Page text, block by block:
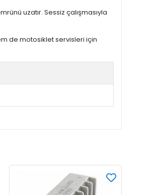
uzatır. Sessiz çalışmasıyla
de motosiklet servisleri için